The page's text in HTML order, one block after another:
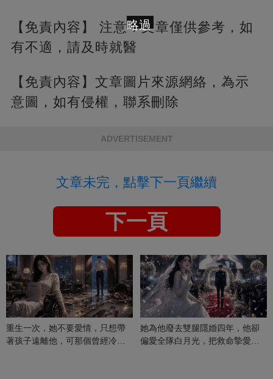
【免責內容】 注意：文章僅供參考，如
有不適，請及時就醫
【免責內容】文章圖片來源網絡，為示
意圖，如有侵權，聯系刪除
ADVERTISEMENT
文章未完，點擊下一頁繼續
下一頁
重生一次，她不要愛情，只想帶
著孩子遠離他，可那個曾經冷漠
她為他廢去雙腿隱婚四年，他卻
偏愛全隊白月光，把救命摯愛當
略過